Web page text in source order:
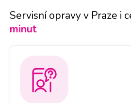
Servisní opravy v Praze i
minut